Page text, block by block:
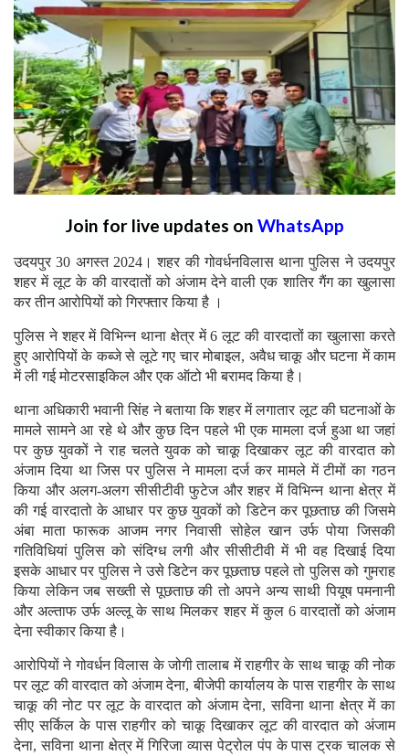
Join for live updates on WhatsApp
उदयपुर 30 अगस्त 2024। शहर की गोवर्धनविलास थाना पुलिस ने उदयपुर
शहर में लूट के की वारदातों को अंजाम देने वाली एक शातिर गैंग का खुलासा
कर तीन आरोपियों को गिरफ्तार किया है ।
पुलिस ने शहर में विभिन्न थाना क्षेत्र में 6 लूट की वारदातों का खुलासा करते
हुए आरोपियों के कब्जे से लूटे गए चार मोबाइल, अवैध चाकू और घटना में काम
में ली गई मोटरसाइकिल और एक ऑटो भी बरामद किया है।
थाना अधिकारी भवानी सिंह ने बताया कि शहर में लगातार लूट की घटनाओं के
मामले सामने आ रहे थे और कुछ दिन पहले भी एक मामला दर्ज हुआ था जहां
पर कुछ युवकों ने राह चलते युवक को चाकू दिखाकर लूट की वारदात को
अंजाम दिया था जिस पर पुलिस ने मामला दर्ज कर मामले में टीमों का गठन
किया और अलग-अलग सीसीटीवी फुटेज और शहर में विभिन्न थाना क्षेत्र में
की गई वारदातो के आधार पर कुछ युवकों को डिटेन कर पूछताछ की जिसमे
अंबा माता फारूक आजम नगर निवासी सोहेल खान उर्फ पोया जिसकी
गतिविधियां पुलिस को संदिग्ध लगी और सीसीटीवी में भी वह दिखाई दिया
इसके आधार पर पुलिस ने उसे डिटेन कर पूछताछ पहले तो पुलिस को गुमराह
किया लेकिन जब सख्ती से पूछताछ की तो अपने अन्य साथी पियूष पमनानी
और अल्ताफ उर्फ अल्लू के साथ मिलकर शहर में कुल 6 वारदातों को अंजाम
देना स्वीकार किया है।
आरोपियों ने गोवर्धन विलास के जोगी तालाब में राहगीर के साथ चाकू की नोक
पर लूट की वारदात को अंजाम देना, बीजेपी कार्यालय के पास राहगीर के साथ
चाकू की नोट पर लूट के वारदात को अंजाम देना, सविना थाना क्षेत्र में का
सीए सर्किल के पास राहगीर को चाकू दिखाकर लूट की वारदात को अंजाम
देना, सविना थाना क्षेत्र में गिरिजा व्यास पेट्रोल पंप के पास ट्रक चालक से